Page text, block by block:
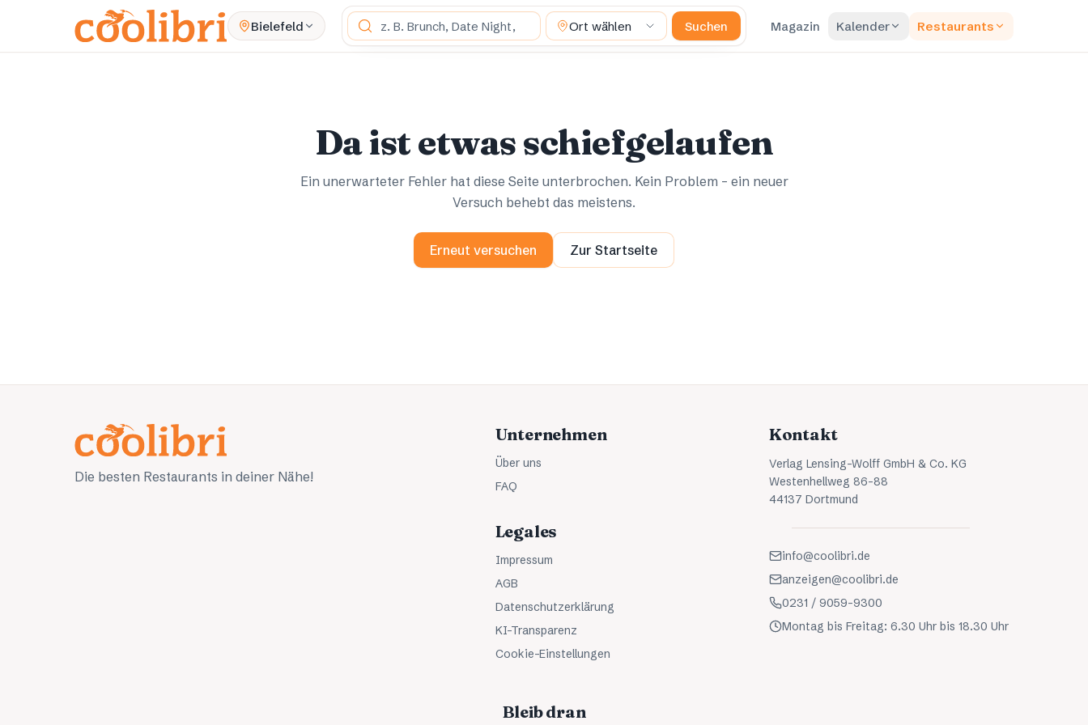
Zum Hauptinhalt springen
Bielefeld Was suchst du? Ort wählen Suchen Magazin Kalender Restaurants
Da ist etwas schiefgelaufen
Ein unerwarteter Fehler hat diese Seite unterbrochen. Kein Problem – ein neuer
Versuch behebt das meistens.
Erneut versuchen Zur Startseite
Die besten Restaurants in deiner Nähe!
Unternehmen
Über uns
FAQ
Legales
Impressum
AGB
Datenschutzerklärung
KI-Transparenz
Cookie-Einstellungen
Kontakt
Verlag Lensing-Wolff GmbH & Co. KG
Westenhellweg 86-88
44137 Dortmund
info@coolibri.de
anzeigen@coolibri.de
0231 / 9059-9300
Montag bis Freitag: 6.30 Uhr bis 18.30 Uhr
Bleib dran